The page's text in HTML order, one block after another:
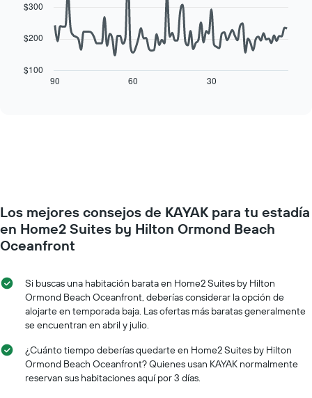
habitación
gráfico
que
eje
Y
que
precio
promedio
de
una
points.
El
cuadro
muestra
que
se
acerca
la
de
estadía
El
gráfico
muestra
eje
90 60 30
$100
$200
$300
Los mejores consejos de KAYAK para tu estadía
en Home2 Suites by Hilton Ormond Beach
Oceanfront
Si buscas una habitación barata en Home2 Suites by Hilton
Ormond Beach Oceanfront, deberías considerar la opción de
alojarte en temporada baja. Las ofertas más baratas generalmente
se encuentran en abril y julio.
¿Cuánto tiempo deberías quedarte en Home2 Suites by Hilton
Ormond Beach Oceanfront? Quienes usan KAYAK normalmente
reservan sus habitaciones aquí por 3 días.